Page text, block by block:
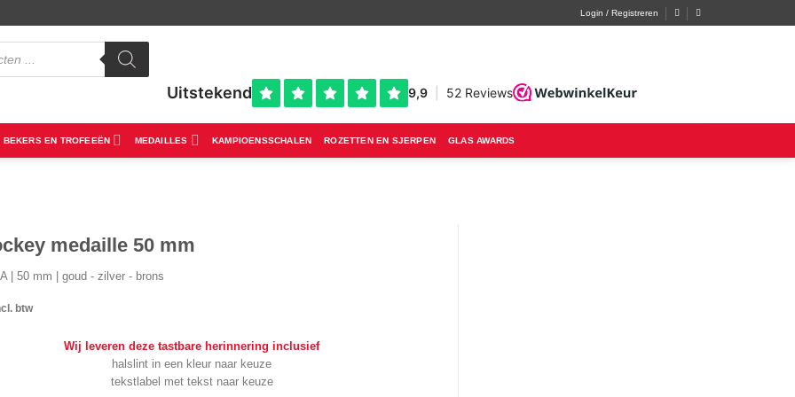
Login / Registreren
BEKERS EN TROFEEËN MEDAILLES KAMPIOENSSCHALEN ROZETTEN EN SJERPEN GLAS AWARDS
medaille 50 mm
| 50 mm | goud - zilver - brons
btw
Wij leveren deze tastbare herinnering inclusief
halslint in een kleur naar keuze
tekstlabel met tekst naar keuze